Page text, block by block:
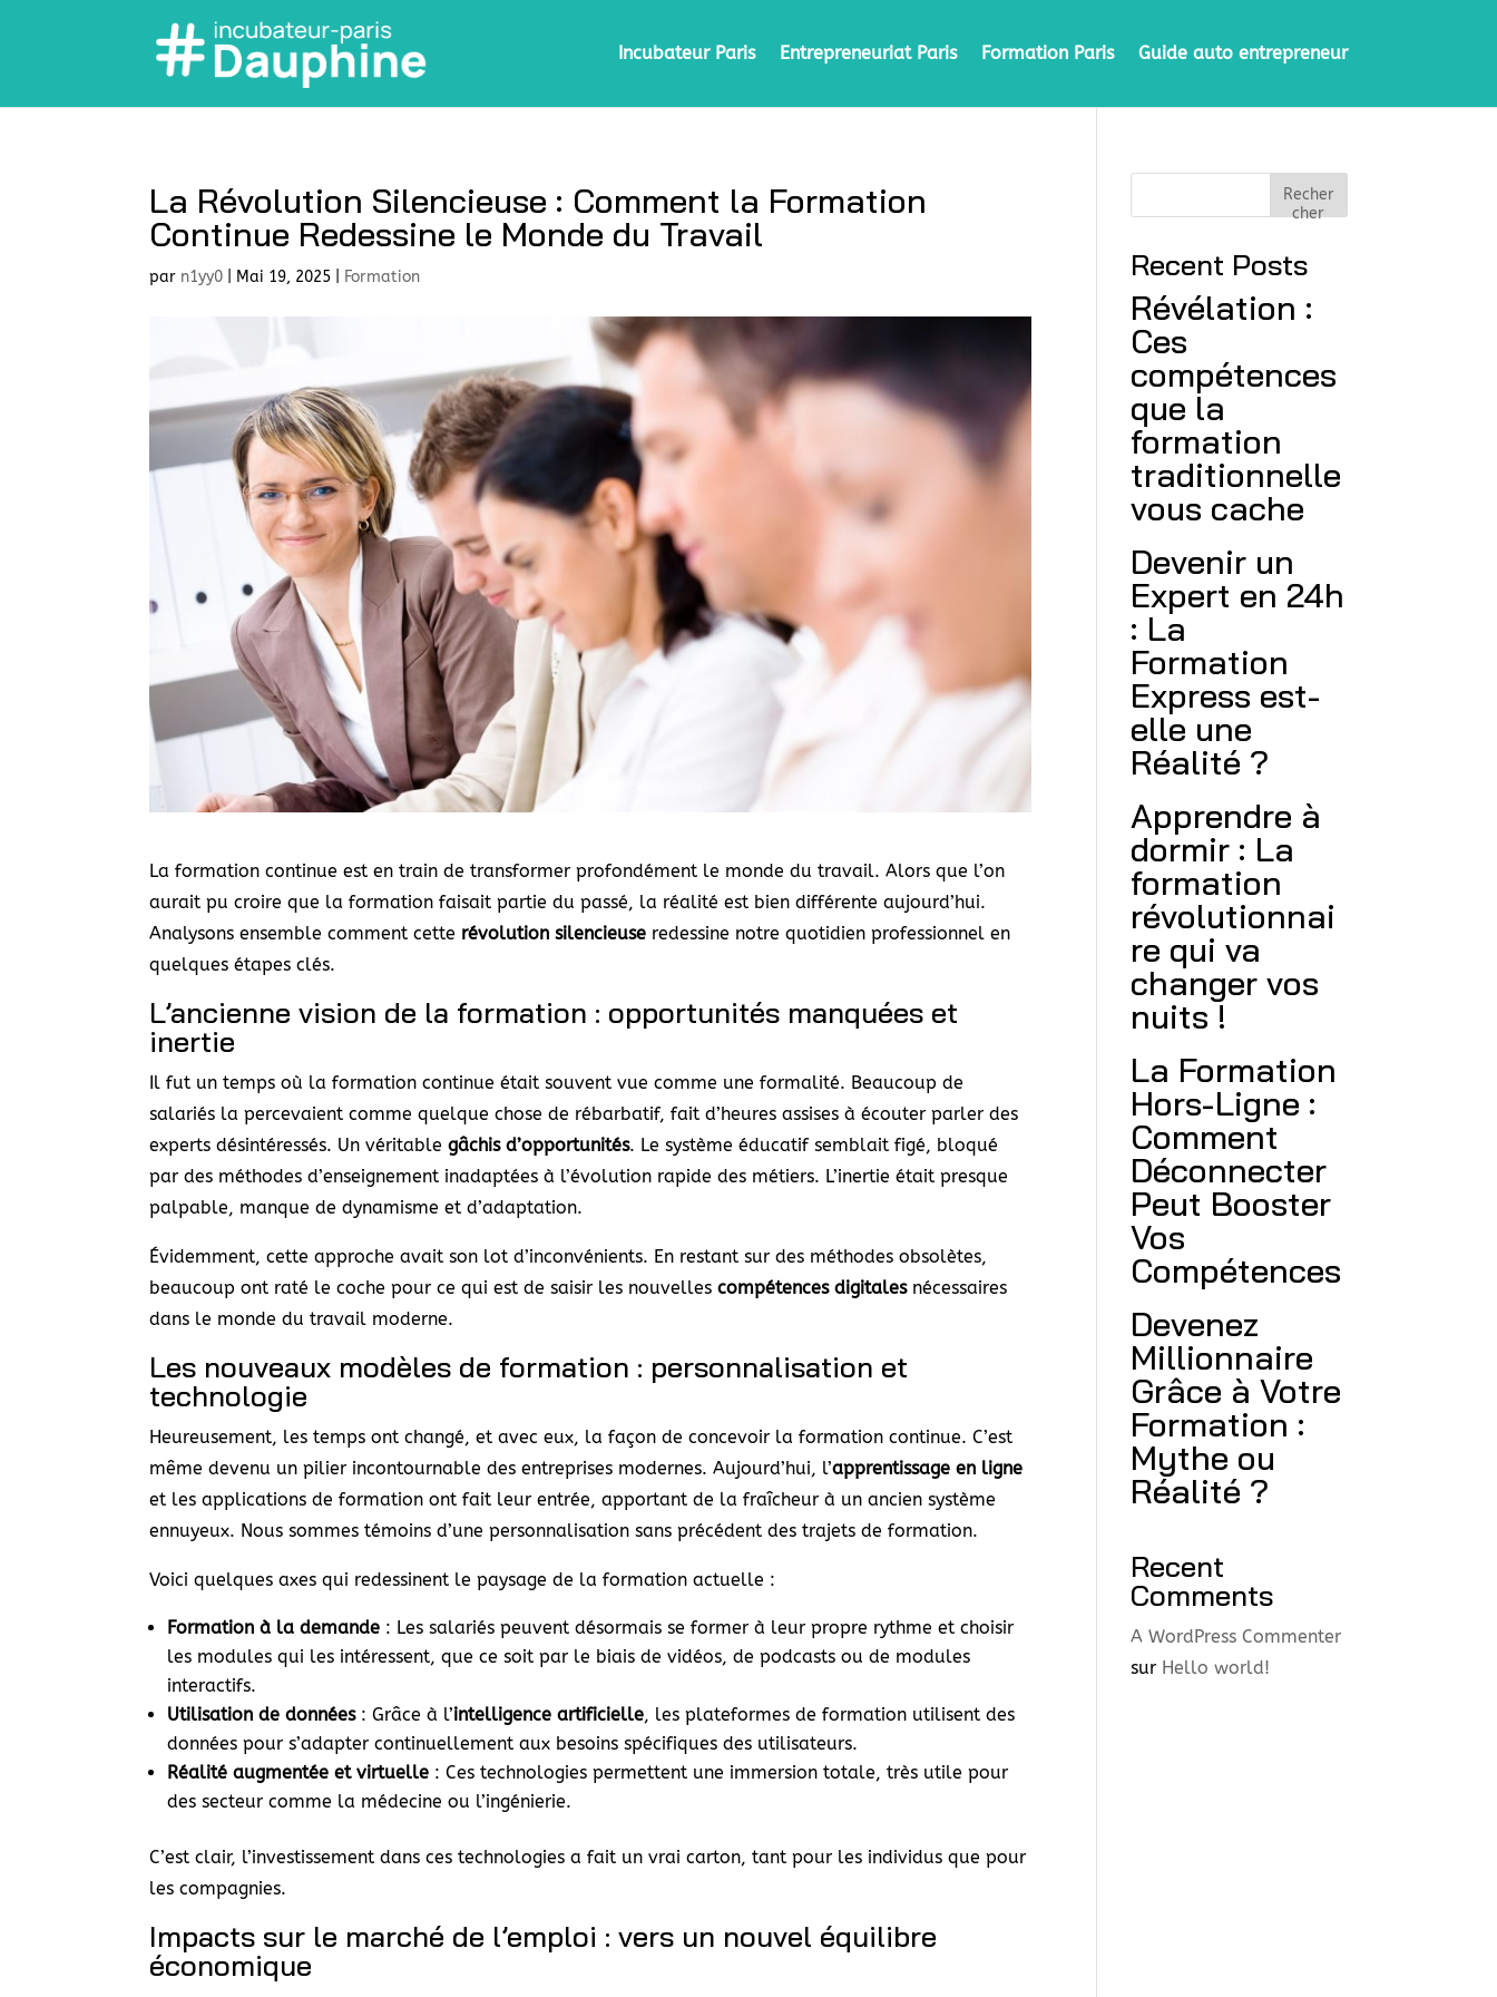
Incubateur Paris Entrepreneuriat Paris Formation Paris Guide auto entrepreneur
La Révolution Silencieuse : Comment la Formation
Continue Redessine le Monde du Travail
par n1yy0 Mai 19, 2025 Formation
La formation continue est en train de transformer profondément le monde du travail. Alors que l’on
aurait pu croire que la formation faisait partie du passé, la réalité est bien différente aujourd’hui.
Analysons ensemble comment cette révolution silencieuse redessine notre quotidien professionnel en
quelques étapes clés.
L’ancienne vision de la formation : opportunités manquées et
inertie
Il fut un temps où la formation continue était souvent vue comme une formalité. Beaucoup de
salariés la percevaient comme quelque chose de rébarbatif, fait d’heures assises à écouter parler des
experts désintéressés. Un véritablegâchis d’opportunités. Le système éducatif semblait figé, bloqué
par des méthodes d’enseignement inadaptées à l’évolution rapide des métiers. L’inertie était presque
palpable, manque de dynamisme et d’adaptation.
Évidemment, cette approche avait son lot d’inconvénients. En restant sur des méthodes obsolètes,
beaucoup ont raté le coche pour ce qui est de saisir les nouvellescompétences digitalesnécessaires
dans le monde du travail moderne.
Les nouveaux modèles de formation : personnalisation et
technologie
Heureusement, les temps ont changé, et avec eux, la façon de concevoir la formation continue. C’est
même devenu un pilier incontournable des entreprises modernes. Aujourd’hui, l’apprentissage en ligne
et les applications de formation ont fait leur entrée, apportant de la fraîcheur à un ancien système
ennuyeux. Nous sommes témoins d’une personnalisation sans précédent des trajets de formation.
Voici quelques axes qui redessinent le paysage de la formation actuelle :
Formation à la demande : Les salariés peuvent désormais se former à leur propre rythme et choisir
les modules qui les intéressent, que ce soit par le biais de vidéos, de podcasts ou de modules
interactifs.
Utilisation de données: Grâce à l’intelligence artificielle, les plateformes de formation utilisent des
données pour s’adapter continuellement aux besoins spécifiques des utilisateurs.
Réalité augmentée et virtuelle : Ces technologies permettent une immersion totale, très utile pour
des secteur comme la médecine ou l’ingénierie.
C’est clair, l’investissement dans ces technologies a fait un vrai carton, tant pour les individus que pour
les compagnies.
Impacts sur le marché de l’emploi : vers un nouvel équilibre
économique
Recher
cher
Recent Posts
Révélation :
Ces
compétences
que la
formation
traditionnelle
vous cache
Devenir un
Expert en 24h
: La
Formation
Express est-
elle une
Réalité ?
Apprendre à
dormir : La
formation
révolutionnai
re qui va
changer vos
nuits !
La Formation
Hors-Ligne :
Comment
Déconnecter
Peut Booster
Vos
Compétences
Devenez
Millionnaire
Grâce à Votre
Formation :
Mythe ou
Réalité ?
Recent
Comments
A WordPress Commenter
sur Hello world!